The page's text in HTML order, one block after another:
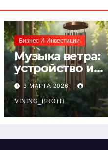
Бизнес И Инвестиции
Музыка ветра:
устройство и
принципы
звучания
колокольчиков
3 МАРТА 2026
MINING_BROTH